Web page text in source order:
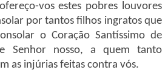
vos estes pobres louvores
por tantos filhos ingratos que
o Coração Santíssimo de
Senhor nosso, a quem tanto
as injúrias feitas contra vós.